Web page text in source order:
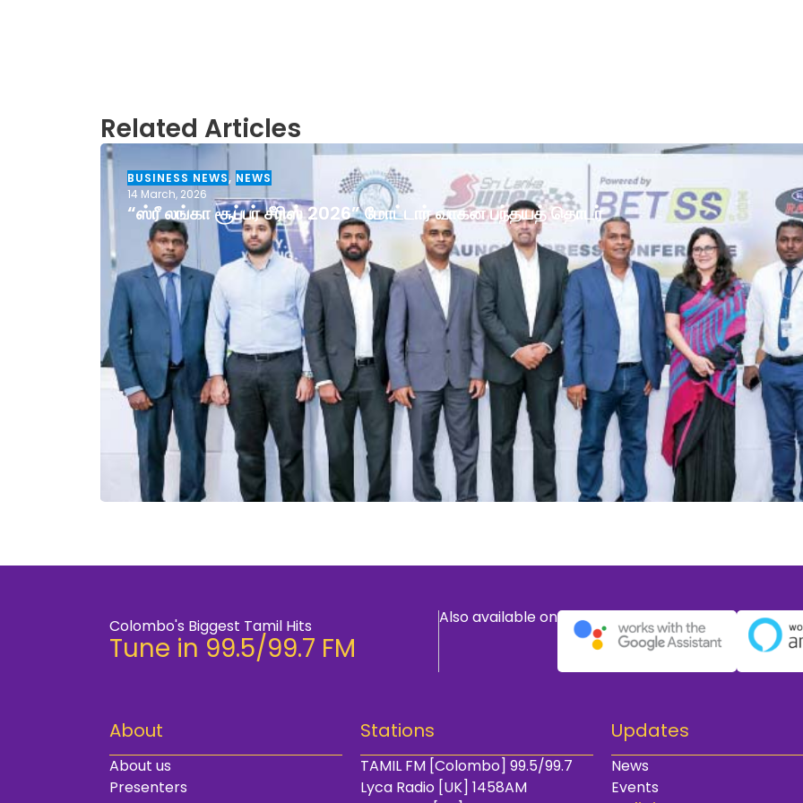
Related Articles
BUSINESS NEWS, NEWS
14 March, 2026
“ஸ்ரீ லங்கா சூப்பர் சீரிஸ் 2026” மோட்டார் வாகன பந்தயத் தொடர்
Colombo's Biggest Tamil Hits
Tune in 99.5/99.7 FM
Also available on
About
About us
Presenters
Stations
TAMIL FM [Colombo] 99.5/99.7
Lyca Radio [UK] 1458AM
Updates
News
Events